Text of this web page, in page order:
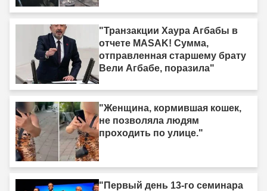
"Транзакции Хаура Агбабы в
отчете MASAK! Сумма,
отправленная старшему брату
Вели Агбабе, поразила"
"Женщина, кормившая кошек,
не позволяла людям
проходить по улице."
"Первый день 13-го семинара